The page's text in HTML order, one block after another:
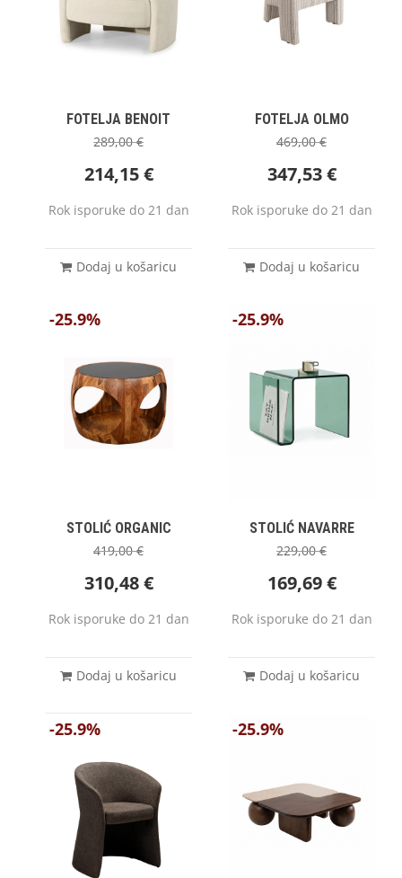
FOTELJA BENOIT
289,00€
214,15€
Rok isporuke do 21 dan
Dodaj u košaricu
FOTELJA OLMO
469,00€
347,53€
Rok isporuke do 21 dan
Dodaj u košaricu
-25.9%
STOLIĆ ORGANIC
419,00€
310,48€
Rok isporuke do 21 dan
Dodaj u košaricu
-25.9%
STOLIĆ NAVARRE
229,00€
169,69€
Rok isporuke do 21 dan
Dodaj u košaricu
-25.9% -25.9%